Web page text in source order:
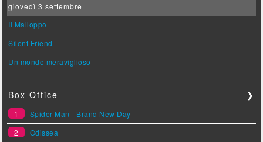
giovedì 3 settembre
Il Malloppo
Silent Friend
Un mondo meraviglioso
Box Office ❯
1
Spider-Man - Brand New Day
2
Odissea